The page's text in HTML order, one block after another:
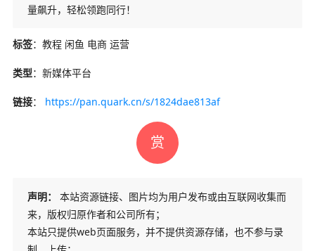
量飙升，轻松领跑同行！
标签：教程 闲鱼 电商 运营
类型：新媒体平台
链接： https://pan.quark.cn/s/1824dae813af
赏
声明：
本站资源链接、图片均为用户发布或由互联网收集而
来，版权归原作者和公司所有；
本站只提供web页面服务，并不提供资源存储，也不参与录